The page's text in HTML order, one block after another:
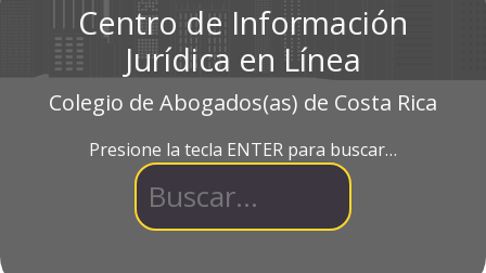
Centro de Información
Jurídica en Línea
Colegio de Abogados(as) de Costa Rica
Presione la tecla ENTER para buscar…